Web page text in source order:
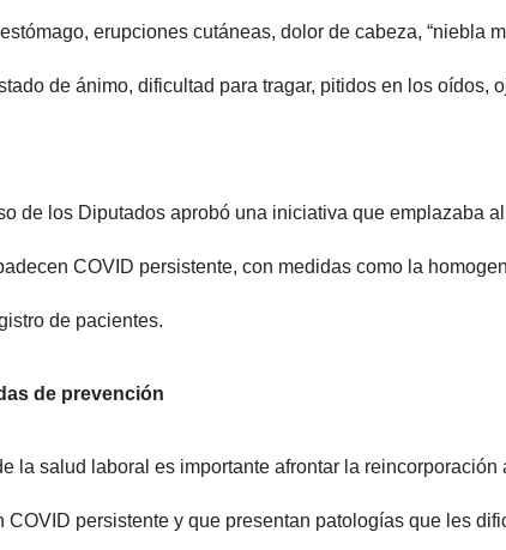
erupciones cutáneas, dolor de cabeza, “niebla
de ánimo, dificultad para tragar, pitidos en los oídos,
de los Diputados aprobó una iniciativa que emplazaba
COVID persistente, con medidas como la
de pacientes.
de prevención
la salud laboral es importante afrontar la
COVID persistente y que presentan patologías que les